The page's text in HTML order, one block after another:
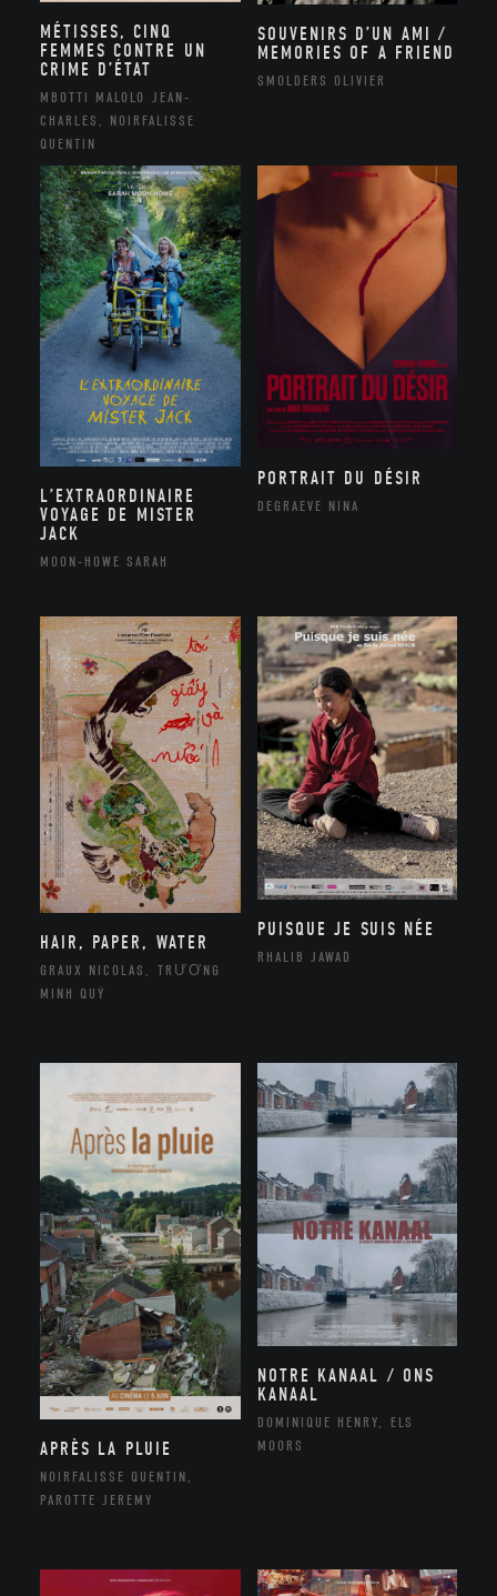
MÉTISSES, CINQ
FEMMES CONTRE UN
CRIME D’ÉTAT
MBOTTI MALOLO JEAN-
CHARLES, NOIRFALISSE
QUENTIN
SOUVENIRS D’UN AMI /
MEMORIES OF A FRIEND
SMOLDERS OLIVIER
L’EXTRAORDINAIRE
VOYAGE DE MISTER
JACK
MOON-HOWE SARAH
PORTRAIT DU DÉSIR
DEGRAEVE NINA
HAIR, PAPER, WATER
GRAUX NICOLAS, TRƯƠNG
MINH QUÝ
PUISQUE JE SUIS NÉE
RHALIB JAWAD
APRÈS LA PLUIE
NOIRFALISSE QUENTIN,
PAROTTE JEREMY
NOTRE KANAAL / ONS
KANAAL
DOMINIQUE HENRY, ELS
MOORS